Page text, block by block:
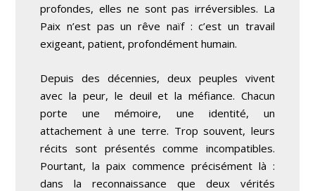
profondes, elles ne sont pas irréversibles. La
Paix n’est pas un rêve naïf : c’est un travail
exigeant, patient, profondément humain.
Depuis des décennies, deux peuples vivent
avec la peur, le deuil et la méfiance. Chacun
porte une mémoire, une identité, un
attachement à une terre. Trop souvent, leurs
récits sont présentés comme incompatibles.
Pourtant, la paix commence précisément là :
dans la reconnaissance que deux vérités